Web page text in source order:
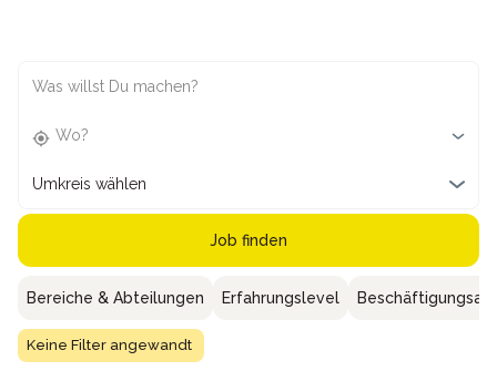
Was willst Du machen?
Wo?
Umkreis wählen
Job finden
Bereiche & Abteilungen Erfahrungslevel
Keine Filter angewandt